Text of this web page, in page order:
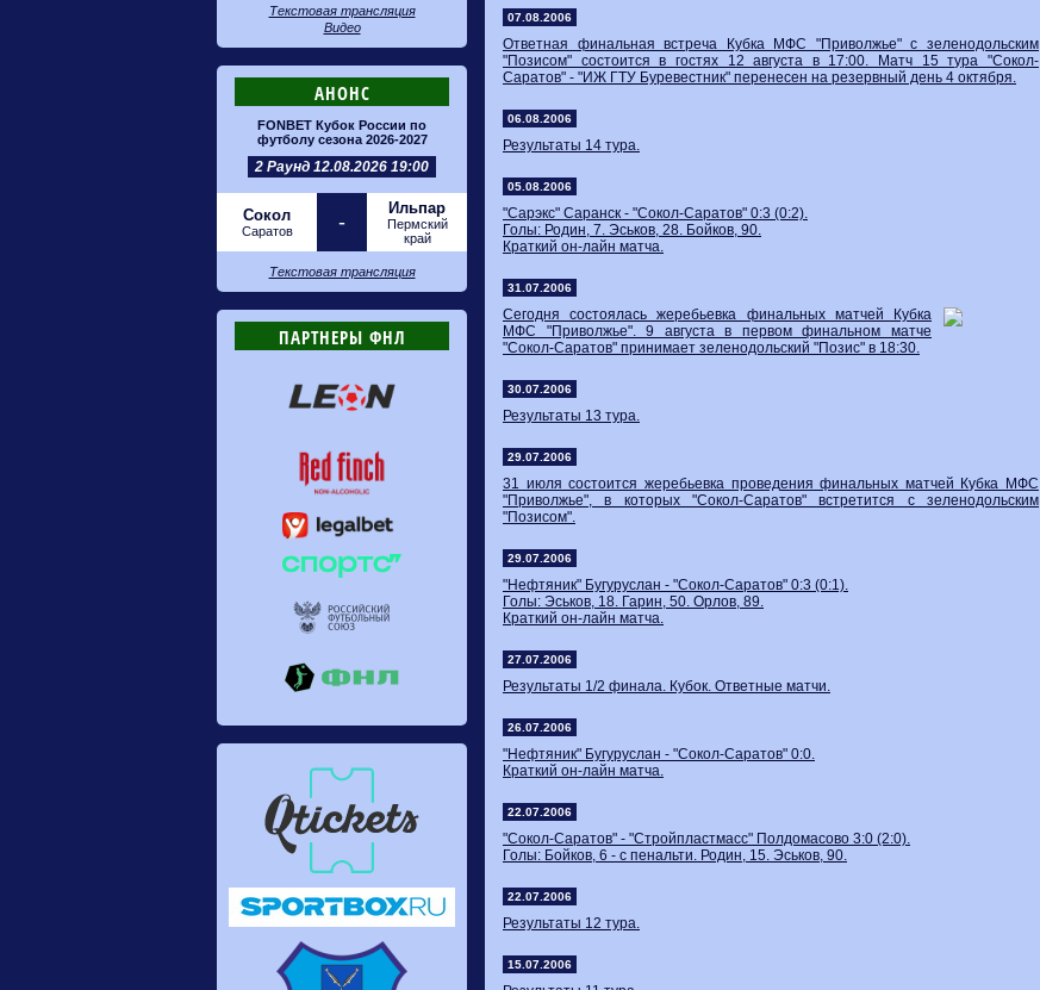
Текстовая трансляция
Видео
АНОНС
FONBET Кубок России по
футболу сезона 2026-2027
2 Раунд 12.08.2026 19:00
Сокол
Саратов -
Ильпар
Пермский
край
Текстовая трансляция
ПАРТНЕРЫ ФНЛ
07.08.2006
Ответная финальная встреча Кубка МФС "Приволжье" с зеленодольским
"Позисом" состоится в гостях 12 августа в 17:00. Матч 15 тура "Сокол-
Саратов" - "ИЖ ГТУ Буревестник" перенесен на резервный день 4 октября.
06.08.2006
Результаты 14 тура.
05.08.2006
"Сарэкс" Саранск - "Сокол-Саратов" 0:3 (0:2).
Голы: Родин, 7. Эськов, 28. Бойков, 90.
Краткий он-лайн матча.
31.07.2006
Сегодня состоялась жеребьевка финальных матчей Кубка
МФС "Приволжье". 9 августа в первом финальном матче
"Сокол-Саратов" принимает зеленодольский "Позис" в 18:30.
30.07.2006
Результаты 13 тура.
29.07.2006
31 июля состоится жеребьевка проведения финальных матчей Кубка МФС
"Приволжье", в которых "Сокол-Саратов" встретится с зеленодольским
"Позисом".
29.07.2006
"Нефтяник" Бугуруслан - "Сокол-Саратов" 0:3 (0:1).
Голы: Эськов, 18. Гарин, 50. Орлов, 89.
Краткий он-лайн матча.
27.07.2006
Результаты 1/2 финала. Кубок. Ответные матчи.
26.07.2006
"Нефтяник" Бугуруслан - "Сокол-Саратов" 0:0.
Краткий он-лайн матча.
22.07.2006
"Сокол-Саратов" - "Стройпластмасс" Полдомасово 3:0 (2:0).
Голы: Бойков, 6 - с пенальти. Родин, 15. Эськов, 90.
22.07.2006
Результаты 12 тура.
15.07.2006